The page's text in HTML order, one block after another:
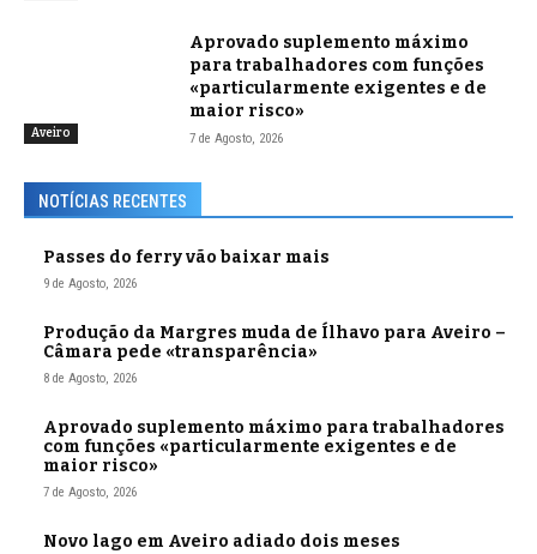
Aveiro
Aprovado suplemento máximo
para trabalhadores com funções
«particularmente exigentes e de
maior risco»
7 de Agosto, 2026
NOTÍCIAS RECENTES
Passes do ferry vão baixar mais
9 de Agosto, 2026
Produção da Margres muda de Ílhavo para Aveiro –
Câmara pede «transparência»
8 de Agosto, 2026
Aprovado suplemento máximo para trabalhadores
com funções «particularmente exigentes e de
maior risco»
7 de Agosto, 2026
Novo lago em Aveiro adiado dois meses